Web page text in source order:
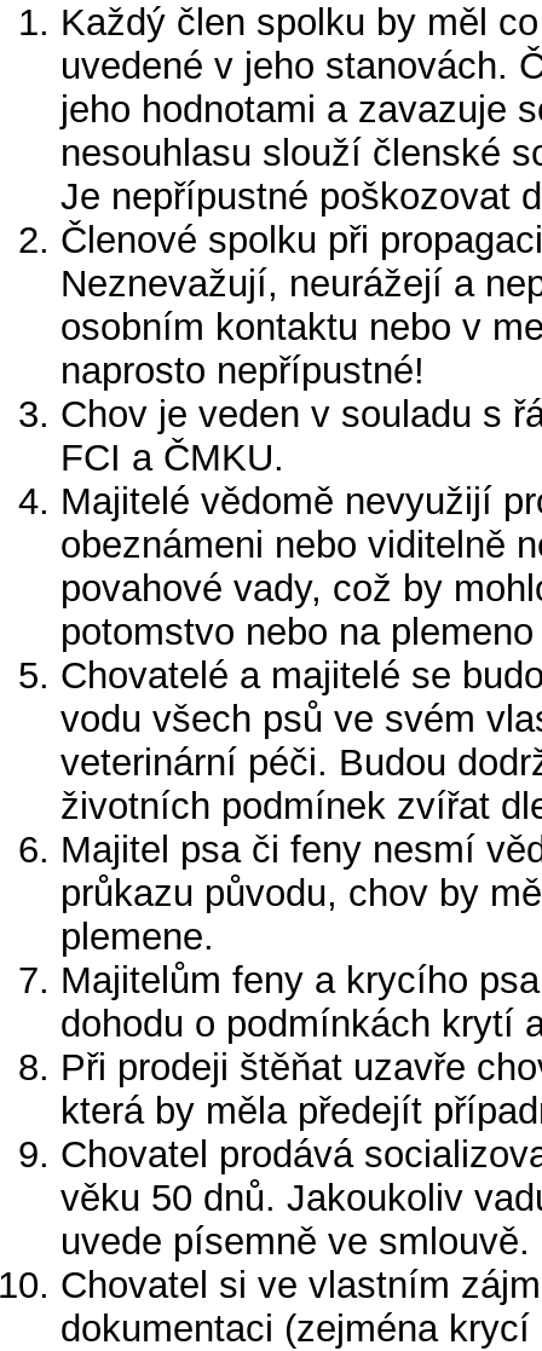
Každý člen spolku by měl
uvedené v jeho stanovách.
jeho hodnotami a zavazuje
nesouhlasu slouží členské
Je nepřípustné poškozovat
Členové spolku při
Neznevažují, neurážejí a
osobním kontaktu nebo v
naprosto nepřípustné!
Chov je veden v souladu s
FCI a ČMKU.
Majitelé vědomě nevyužijí
obeznámeni nebo viditelně
povahové vady, což by
potomstvo nebo na
Chovatelé a majitelé se
vodu všech psů ve svém
veterinární péči. Budou
životních podmínek zvířat
Majitel psa či feny nesmí
průkazu původu, chov by
plemene.
Majitelům feny a krycího
dohodu o podmínkách krytí
Při prodeji štěňat uzavře
která by měla předejít
Chovatel prodává
věku 50 dnů. Jakoukoliv
uvede písemně ve smlouvě.
Chovatel si ve vlastním
dokumentaci (zejména